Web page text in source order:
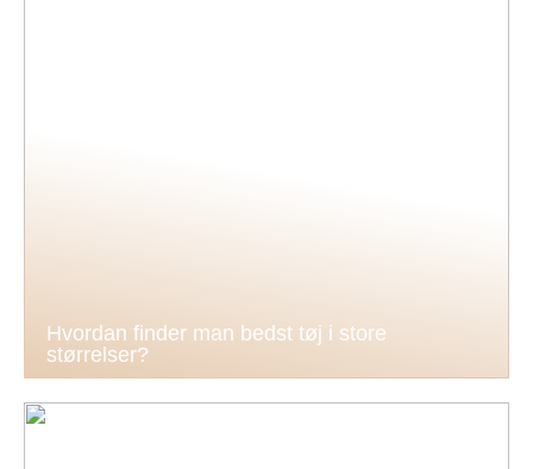
Hvordan finder man bedst tøj i store
størrelser?